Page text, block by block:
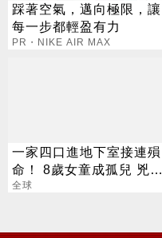
踩著空氣，邁向極限，讓
每一步都輕盈有力
PR・NIKE AIR MAX
一家四口進地下室接連殞
命！ 8歲女童成孤兒 兇手
竟是「馬鈴薯」
全球